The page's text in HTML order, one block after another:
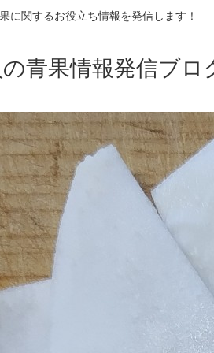
に関するお役立ち情報を発信します！
青果情報発信ブロ